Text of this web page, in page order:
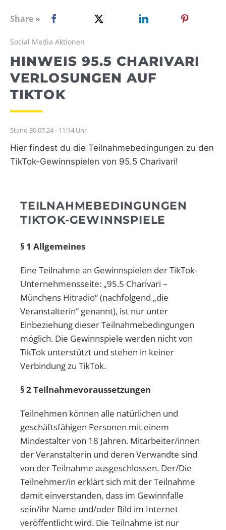
WEBRADIO
Share »
Social Media Aktionen
HINWEIS 95.5 CHARIVARI
VERLOSUNGEN AUF
TIKTOK
Stand 30.07.24 - 11:14 Uhr
Hier findest du die Teilnahmebedingungen zu den
TikTok-Gewinnspielen von 95.5 Charivari!
TEILNAHMEBEDINGUNGEN
TIKTOK-GEWINNSPIELE
§ 1 Allgemeines
Eine Teilnahme an Gewinnspielen der TikTok-
Unternehmensseite: „95.5 Charivari –
Münchens Hitradio“ (nachfolgend „die
Veranstalterin“ genannt), ist nur unter
Einbeziehung dieser Teilnahmebedingungen
möglich. Die Gewinnspiele werden nicht von
TikTok unterstützt und stehen in keiner
Verbindung zu TikTok.
§ 2 Teilnahmevoraussetzungen
Teilnehmen können alle natürlichen und
geschäftsfähigen Personen mit einem
Mindestalter von 18 Jahren. Mitarbeiter/innen
der Veranstalterin und deren Verwandte sind
von der Teilnahme ausgeschlossen. Der/Die
Teilnehmer/in erklärt sich mit der Teilnahme
damit einverstanden, dass im Gewinnfalle
sein/ihr Name und/oder Bild im Internet
veröffentlicht wird. Die Teilnahme ist nur